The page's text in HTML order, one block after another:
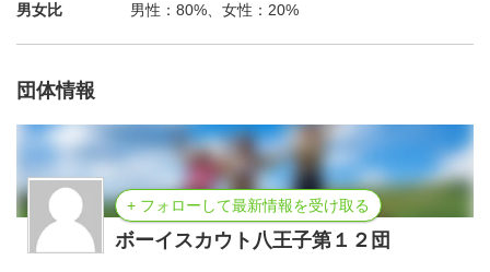
男女比 男性：80%、女性：20%
団体情報
+ フォローして最新情報を受け取る
ボーイスカウト八王子第１２団